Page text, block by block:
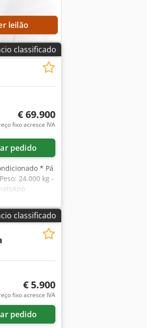
leilão
classificado
€ 69.900
fixo acresce IVA
pedido
* Pá
24.000 kg -
nos uma
classificado
€ 5.900
fixo acresce IVA
pedido